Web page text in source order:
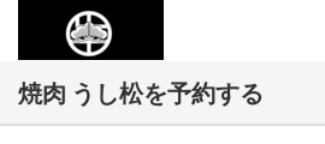
焼肉 うし松を予約する